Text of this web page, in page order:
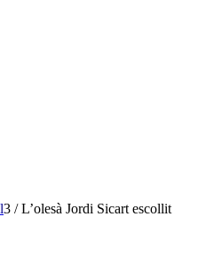
3 / L’olesà Jordi Sicart escollit